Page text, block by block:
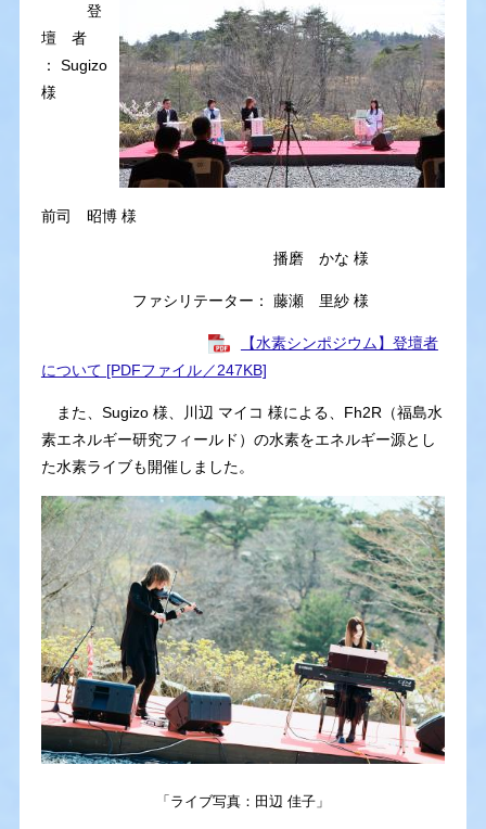
登
壇 者
： Sugizo
様
前司 昭博 様
播磨 かな 様
ファシリテーター： 藤瀬 里紗 様
【水素シンポジウム】登壇者
について [PDFファイル／247KB]
また、Sugizo 様、川辺 マイコ 様による、Fh2R（福島水
素エネルギー研究フィールド）の水素をエネルギー源とし
た水素ライブも開催しました。
「ライブ写真：田辺 佳子」